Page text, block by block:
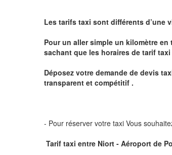
Les tarifs taxi sont différents d’une
Pour un aller simple un kilomètre en
sachant que les horaires de tarif
Déposez votre demande de devis
transparent et compétitif .
- Pour réserver votre taxi Vous
Tarif taxi entre Niort - Aéroport de